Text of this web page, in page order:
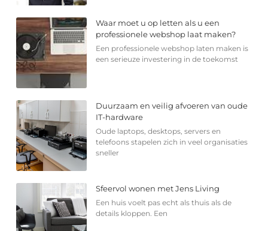
Waar moet u op letten als u een
professionele webshop laat maken?
Een professionele webshop laten maken is
een serieuze investering in de toekomst
Duurzaam en veilig afvoeren van oude
IT-hardware
Oude laptops, desktops, servers en
telefoons stapelen zich in veel organisaties
sneller
Sfeervol wonen met Jens Living
Een huis voelt pas echt als thuis als de
details kloppen. Een